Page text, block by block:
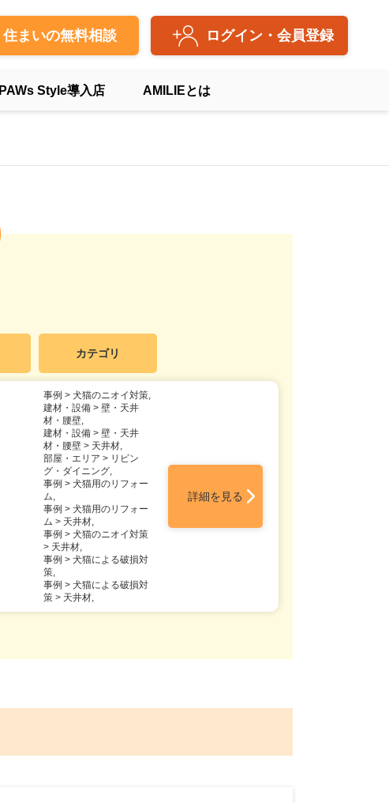
住まいの無料相談 ログイン・会員登録
PAWs Style導入店 AMILIEとは
カテゴリ
事例 > 犬猫のニオイ対策,
建材・設備 > 壁・天井
材・腰壁,
建材・設備 > 壁・天井
材・腰壁 > 天井材,
部屋・エリア > リビン
グ・ダイニング,
事例 > 犬猫用のリフォー
ム,
事例 > 犬猫用のリフォー
ム > 天井材,
事例 > 犬猫のニオイ対策
> 天井材,
事例 > 犬猫による破損対
策,
事例 > 犬猫による破損対
策 > 天井材,
詳細を見る